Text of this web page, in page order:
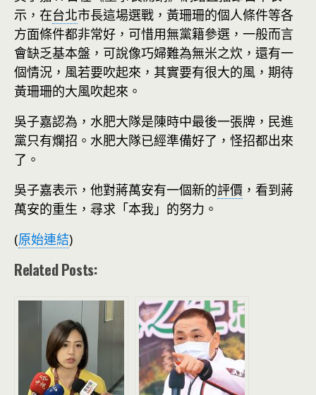
示，在台北市長這場選戰，黃珊珊的個人條件等各
方面條件都非常好，可惜用無黨籍參選，一般而言
會缺乏基本盤，可說像巧婦難為無米之炊，還有一
個情況，風若要吹起來，其實要有很大的風，期待
黃珊珊的大風吹起來。
吳子嘉認為，水肥大隊是陳時中最後一張牌，民進
黨只有爛招。水肥大隊已經準備好了，怪招都出來
了。
吳子嘉表示，他對蔣萬安有一個新的評價 ，看到蔣
萬安的重生，尋求「本我」的努力。
(原始連結)
Related Posts: